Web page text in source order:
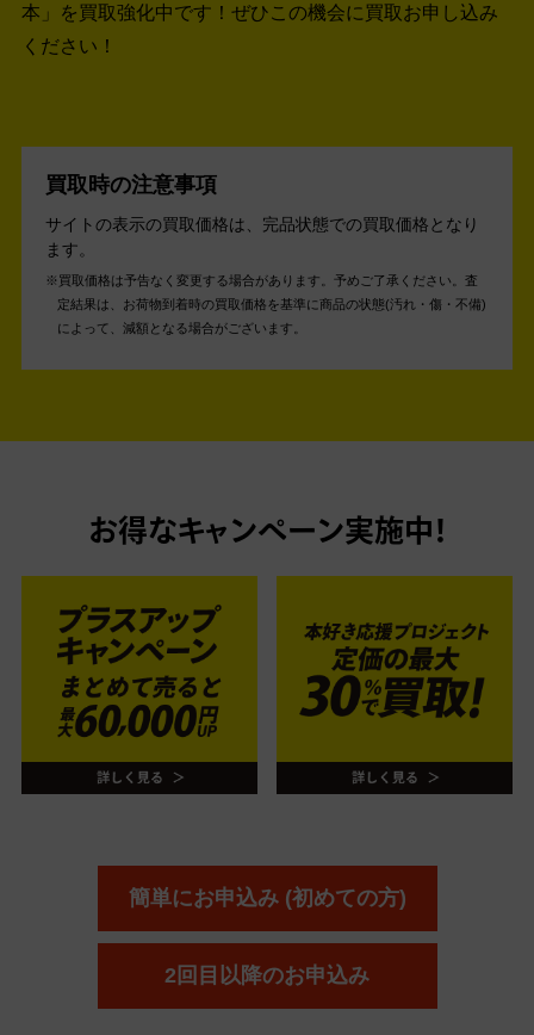
本」を買取強化中です！ ぜひこの機会に買取お申し込み
ください！
買取時の注意事項
サイトの表示の買取価格は、完品状態での買取価格となり
ます。
買取価格は予告なく変更する場合があります。予めご了承ください。 査
定結果は、お荷物到着時の買取価格を基準に商品の状態(汚れ・傷・不備)
によって、減額となる場合がございます。
お得なキャンペーン実施中！
簡単にお申込み (初めての方)
2回目以降のお申込み